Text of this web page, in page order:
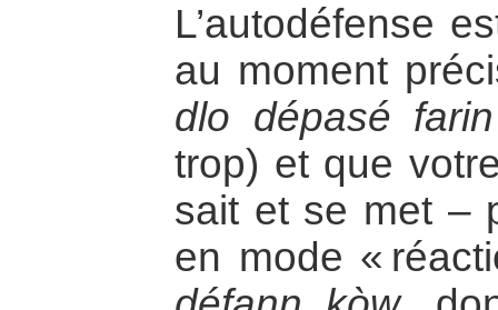
L’autodéfense
au moment
dlo dépasé farin
trop) et que
sait et se met –
en mode «